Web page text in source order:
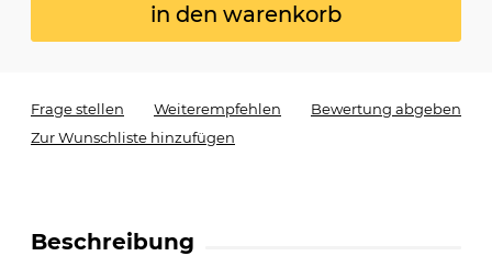
in den warenkorb
Frage stellen Weiterempfehlen
Bewertung abgeben
Zur Wunschliste hinzufügen
Beschreibung